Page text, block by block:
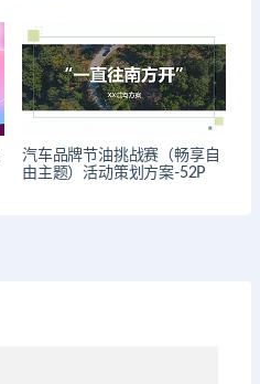
汽车品牌节油挑战赛（畅享自
由主题）活动策划方案-52P